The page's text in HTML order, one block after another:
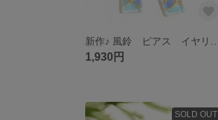
1,930円
SOLD OUT